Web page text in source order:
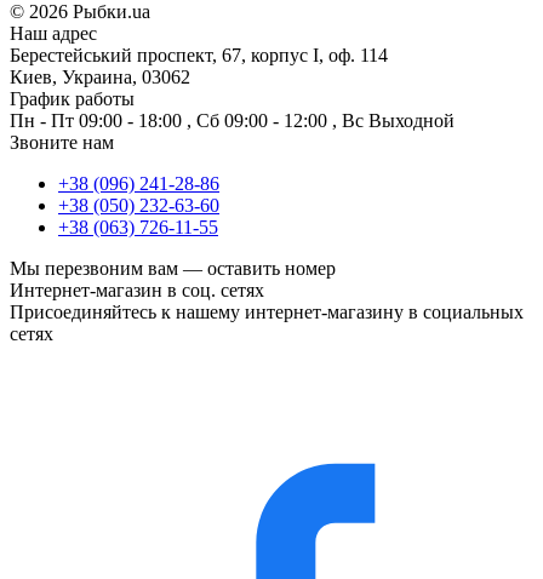
© 2026 Рыбки.ua
Наш адрес
Берестейський проспект, 67, корпус I, оф. 114
Киев, Украина, 03062
График работы
Пн - Пт 09:00 - 18:00 , Сб 09:00 - 12:00 , Вс Выходной
Звоните нам
+38 (096) 241-28-86
+38 (050) 232-63-60
+38 (063) 726-11-55
Мы перезвоним вам — оставить номер
Интернет-магазин в соц. сетях
Присоединяйтесь к нашему интернет-магазину в социальных
сетях